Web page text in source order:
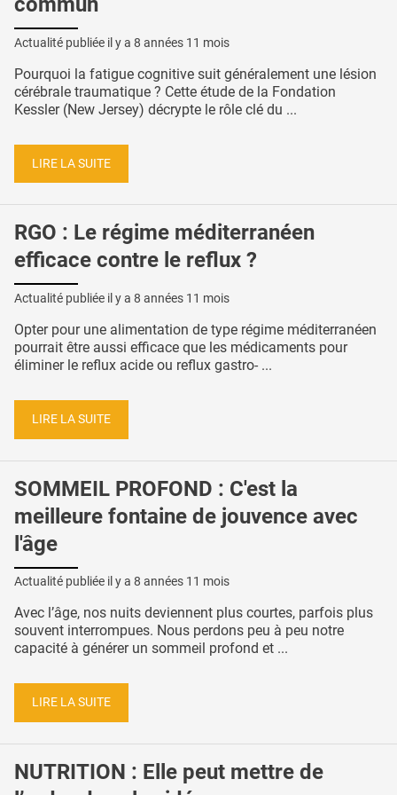
Actualité publiée il y a 8 années 11 mois
Pourquoi la fatigue cognitive suit généralement une lésion
cérébrale traumatique ? Cette étude de la Fondation
Kessler (New Jersey) décrypte le rôle clé du ...
LIRE LA SUITE
RGO : Le régime méditerranéen
efficace contre le reflux ?
Actualité publiée il y a 8 années 11 mois
Opter pour une alimentation de type régime méditerranéen
pourrait être aussi efficace que les médicaments pour
éliminer le reflux acide ou reflux gastro- ...
LIRE LA SUITE
SOMMEIL PROFOND : C'est la
meilleure fontaine de jouvence avec
l'âge
Actualité publiée il y a 8 années 11 mois
Avec l’âge, nos nuits deviennent plus courtes, parfois plus
souvent interrompues. Nous perdons peu à peu notre
capacité à générer un sommeil profond et ...
LIRE LA SUITE
NUTRITION : Elle peut mettre de